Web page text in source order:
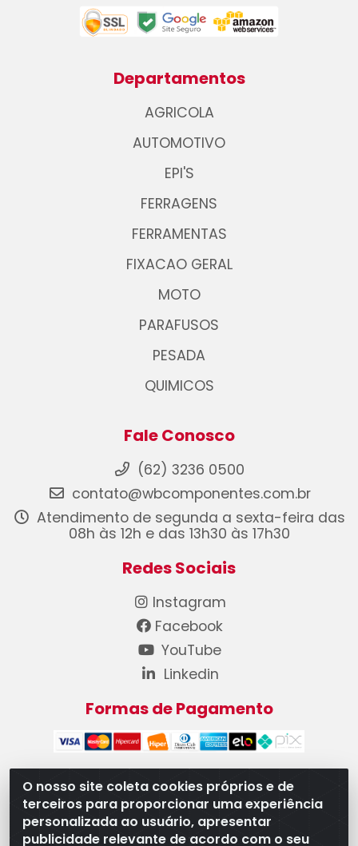
O nosso site coleta cookies próprios e de
terceiros para proporcionar uma experiência
personalizada ao usuário, apresentar
publicidade relevante de acordo com o seu
Departamentos
AGRICOLA
AUTOMOTIVO
EPI'S
FERRAGENS
FERRAMENTAS
FIXACAO GERAL
MOTO
PARAFUSOS
PESADA
QUIMICOS
Fale Conosco
(62) 3236 0500
contato@wbcomponentes.com.br
Atendimento de segunda a sexta-feira das
08h às 12h e das 13h30 às 17h30
Redes Sociais
Instagram
Facebook
YouTube
Linkedin
Formas de Pagamento
WB Componentes Automotivos LTDA - CNPJ
08.528.393/0001-12 - Rua do Níquel, 667 - Parque
Oeste Industrial, Goiânia/GO - CEP 74375-660